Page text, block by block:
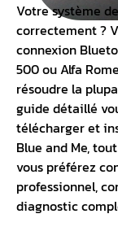
Votresystème
correctement ?
connexion
500ou Alfa
résoudre la
guide détaillé
télécharger et
Blue and Me,
vous préférez
professionnel,
diagnostic